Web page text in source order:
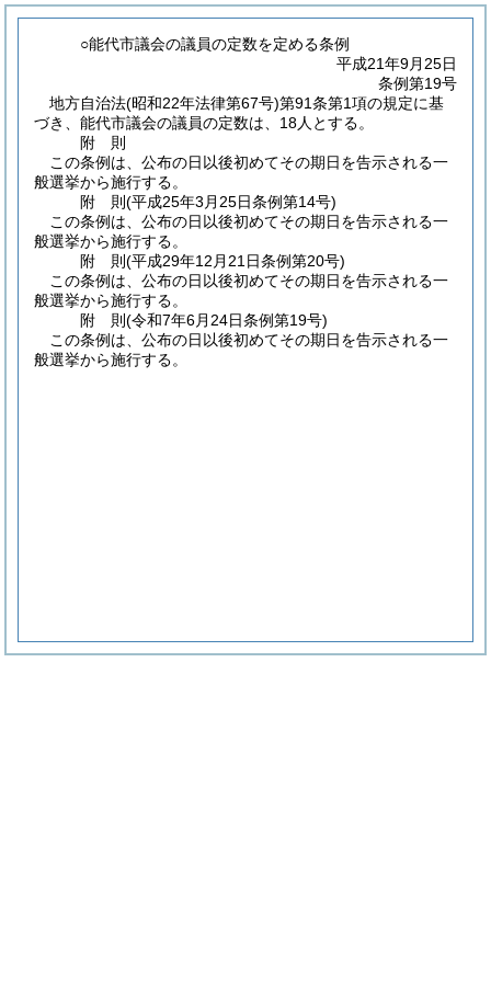
○能代市議会の議員の定数を定める条例
平成21年9月25日
条例第19号
地方自治法(昭和22年法律第67号)第91条第1項の規定に基
づき、能代市議会の議員の定数は、18人とする。
附 則
この条例は、公布の日以後初めてその期日を告示される一
般選挙から施行する。
附 則(平成25年3月25日条例第14号)
この条例は、公布の日以後初めてその期日を告示される一
般選挙から施行する。
附 則(平成29年12月21日条例第20号)
この条例は、公布の日以後初めてその期日を告示される一
般選挙から施行する。
附 則(令和7年6月24日条例第19号)
この条例は、公布の日以後初めてその期日を告示される一
般選挙から施行する。